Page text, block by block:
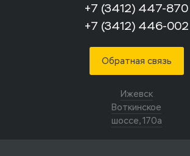
+7 (3412) 447-870
+7 (3412) 446-002
Обратная связь
Ижевск
Воткинское
шоссе, 170а